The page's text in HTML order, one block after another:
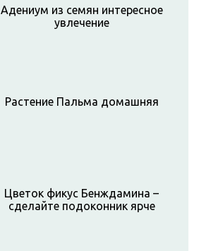
Адениум из семян интересное
увлечение
Растение Пальма домашняя
Цветок фикус Бенждамина –
сделайте подоконник ярче